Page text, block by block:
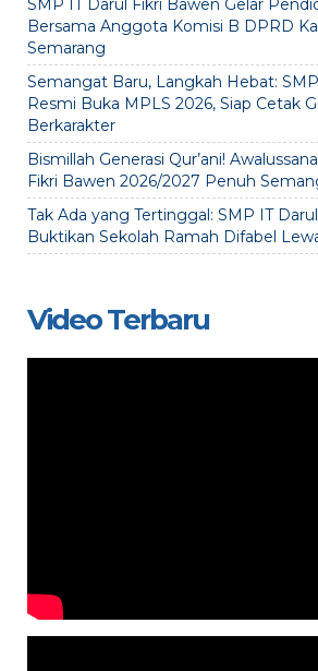
SMP IT Darul Fikri Bawen Gelar
Bersama Anggota Komisi B DPRD
Semarang
Semangat Baru, Langkah Hebat:
Resmi Buka MPLS 2026, Siap Cetak
Berkarakter
Bismillah Generasi Qur’ani!
Fikri Bawen 2026/2027 Penuh
Tak Ada yang Tertinggal: SMP IT
Buktikan Sekolah Ramah Difabel
Video Terbaru